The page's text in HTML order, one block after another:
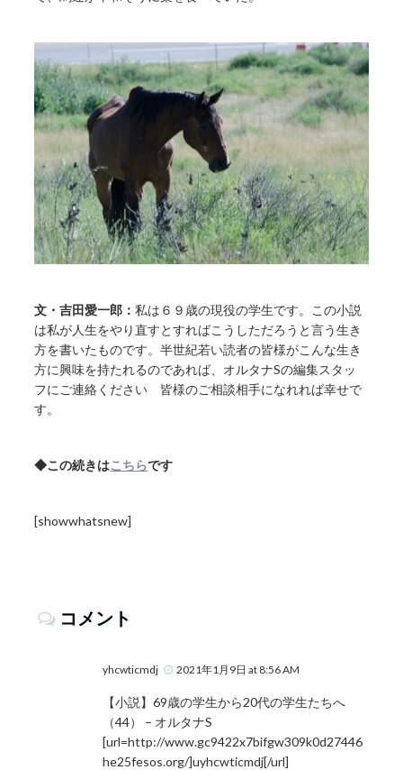
文・吉田愛一郎：私は６９歳の現役の学生です。この小説
は私が人生をやり直すとすればこうしただろうと言う生き
方を書いたものです。半世紀若い読者の皆様がこんな生き
方に興味を持たれるのであれば、オルタナSの編集スタッ
フにご連絡ください 皆様のご相談相手になれれば幸せで
す。
◆この続きはこちらです
[showwhatsnew]
コメント
yhcwticmdj 2021年1月9日 at 8:56 AM
【小説】69歳の学生から20代の学生たちへ
（44） – オルタナS
[url=http://www.gc9422x7bifgw309k0d27446
he25fesos.org/]uyhcwticmdj[/url]